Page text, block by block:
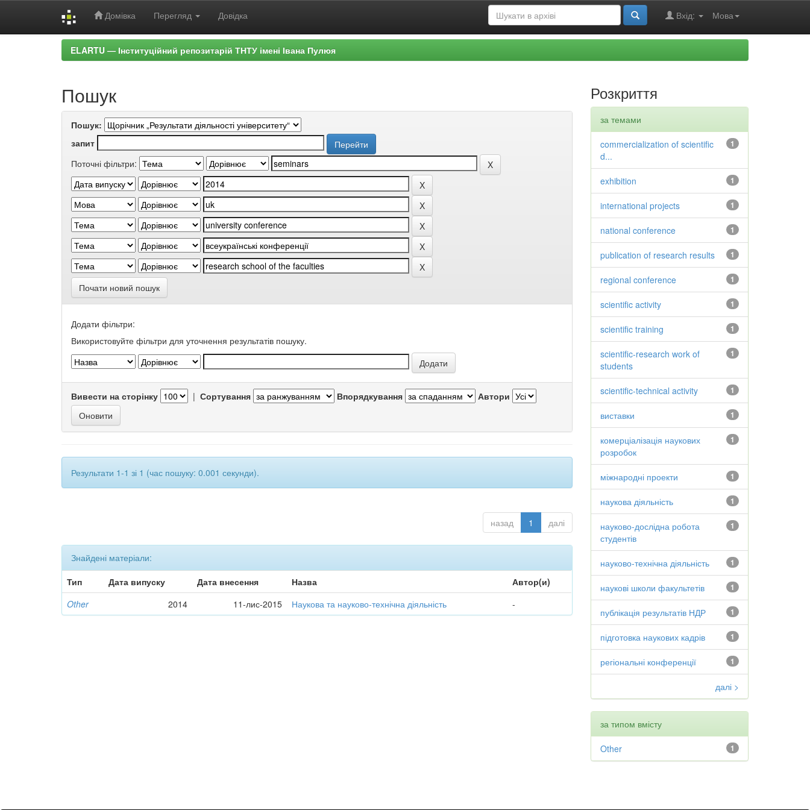
Домівка Перегляд Довідка Мова
Вхід:
ELARTU — Інституційний репозитарій ТНТУ імені Івана Пулюя
Пошук
Пошук:
запит
Поточні фільтри:
Почати новий пошук
Додати фільтри:
Використовуйте фільтри для уточнення результатів пошуку.
Вивести на сторінку | Сортування Впорядкування Автори
Результати 1-1 зі 1 (час пошуку: 0.001 секунди).
назад 1 далі
Знайдені матеріали:
Тип
Дата випуску Дата внесення Назва
Автор(и)
Other
2014 11-лис-2015 Наукова та науково-технічна діяльність -
Розкриття
за темами
1
commercialization of scientific
d...
1
exhibition
1
international projects
1
national conference
1
publication of research results
1
regional conference
1
scientific activity
1
scientific training
1
scientific-research work of
students
1
scientific-technical activity
1
виставки
1
комерціалізація наукових
розробок
1
міжнародні проекти
1
наукова діяльність
1
науково-дослідна робота
студентів
1
науково-технічна діяльність
1
наукові школи факультетів
1
публікація результатів НДР
1
підготовка наукових кадрів
1
регіональні конференції
далі >
за типом вмісту
1
Other